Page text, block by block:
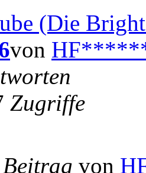
(Die
von
Zugriffe
von